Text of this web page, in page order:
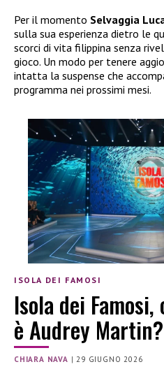
Per il momento Selvaggia
sulla sua esperienza dietro le
scorci di vita filippina senza
gioco. Un modo per tenere
intatta la suspense che
programma nei prossimi mesi.
ISOLA DEI FAMOSI
Isola dei
è Audrey Martin?
CHIARA NAVA |29 GIUGNO 2026